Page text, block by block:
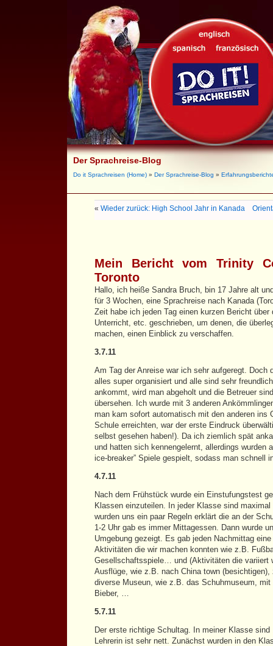
Der Sprachreise-Blog
Do it Sprachreisen (Home) » Der Sprachreise-Blog »
« Wieder zurück: High School Jahr in Kanada
Mein Bericht vom Trinity
Toronto
Hallo, ich heiße Sandra Bruch, bin 17 Jahre alt
für 3 Wochen, eine Sprachreise nach Kanada
Zeit habe ich jeden Tag einen kurzen Bericht
Unterricht, etc. geschrieben, um denen, die
machen, einen Einblick zu verschaffen.
3.7.11
Am Tag der Anreise war ich sehr aufgeregt.
alles super organisiert und alle sind sehr
ankommt, wird man abgeholt und die Betreuer
übersehen. Ich wurde mit 3 anderen
man kam sofort automatisch mit den anderen ins
Schule erreichten, war der erste Eindruck
selbst gesehen haben!). Da ich ziemlich spät
und hatten sich kennengelernt, allerdings wurden
ice-breaker” Spiele gespielt, sodass man schnell
4.7.11
Nach dem Frühstück wurde ein Einstufungstest
Klassen einzuteilen. In jeder Klasse sind maximal
wurden uns ein paar Regeln erklärt die an der
1-2 Uhr gab es immer Mittagessen. Dann wurde
Umgebung gezeigt. Es gab jeden Nachmittag
Aktivitäten die wir machen konnten wie z.B.
Gesellschaftsspiele… und (Aktivitäten die variiert
Ausflüge, wie z.B. nach China town (besichtigen),
diverse Museun, wie z.B. das Schuhmuseum,
Bieber, …
5.7.11
Der erste richtige Schultag. In meiner Klasse sind
Lehrerin ist sehr nett. Zunächst wurden in den